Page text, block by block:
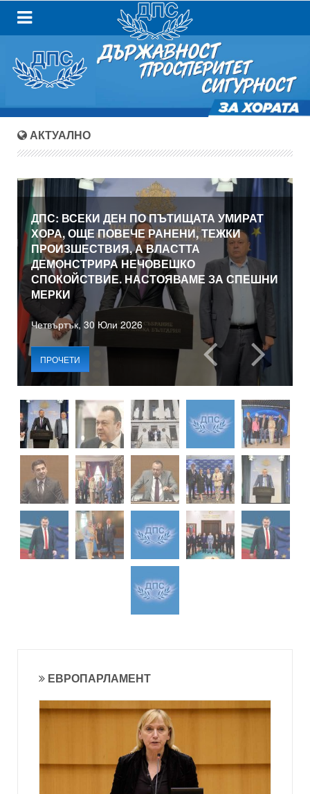
АКТУАЛНО
ДПС: ВСЕКИ ДЕН ПО ПЪТИЩАТА УМИРАТ
ХОРА, ОЩЕ ПОВЕЧЕ РАНЕНИ, ТЕЖКИ
ПРОИЗШЕСТВИЯ, А ВЛАСТТА
ДЕМОНСТРИРА НЕЧОВЕШКО
СПОКОЙСТВИЕ. НАСТОЯВАМЕ ЗА СПЕШНИ
МЕРКИ
Четвъртък, 30 Юли 2026
ПРОЧЕТИ
ЕВРОПАРЛАМЕНТ